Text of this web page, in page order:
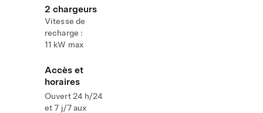
2 chargeurs
Vitesse de
recharge :
11 kW max
Accès et
horaires
Ouvert 24 h/24
et 7 j/7 aux